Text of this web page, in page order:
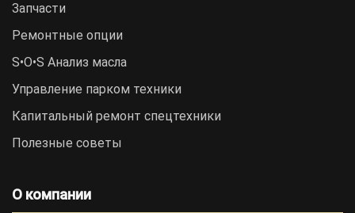
Запчасти
Ремонтные опции
S•O•S Анализ масла
Управление парком техники
Капитальный ремонт спецтехники
Полезные советы
О компании